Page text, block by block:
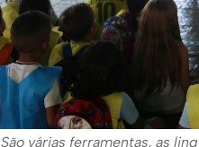
São várias ferramentas, as